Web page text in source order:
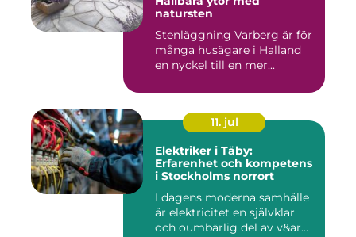
natursten
Stenläggning Varberg är för
många husägare i Halland
en nyckel till en mer...
11. jul
Elektriker i Täby:
Erfarenhet och kompetens
i Stockholms norrort
I dagens moderna samhälle
är elektricitet en självklar
och oumbärlig del av v&ar...